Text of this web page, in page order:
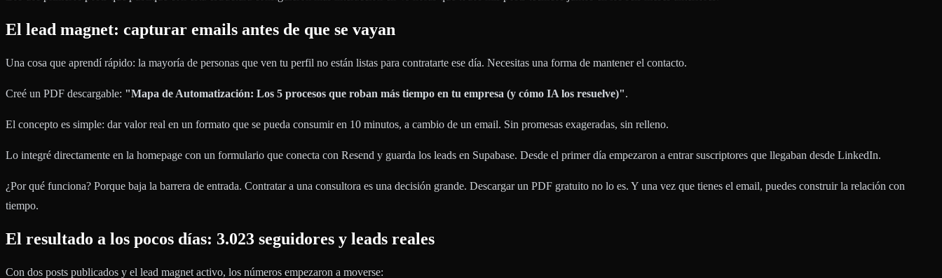
El lead magnet: capturar emails antes de que se vayan
Una cosa que aprendí rápido: la mayoría de personas que ven tu perfil no están listas para contratarte ese día. Necesitas una forma de mantener el contacto.
Creé un PDF descargable: "Mapa de Automatización: Los 5 procesos que roban más tiempo en tu empresa (y cómo IA los resuelve)".
El concepto es simple: dar valor real en un formato que se pueda consumir en 10 minutos, a cambio de un email. Sin promesas exageradas, sin relleno.
Lo integré directamente en la homepage con un formulario que conecta con Resend y guarda los leads en Supabase. Desde el primer día empezaron a entrar suscriptores que llegaban desde LinkedIn.
¿Por qué funciona? Porque baja la barrera de entrada. Contratar a una consultora es una decisión grande. Descargar un PDF gratuito no lo es. Y una vez que tienes el email, puedes construir la relación con
tiempo.
El resultado a los pocos días: 3.023 seguidores y leads reales
Con dos posts publicados y el lead magnet activo, los números empezaron a moverse: